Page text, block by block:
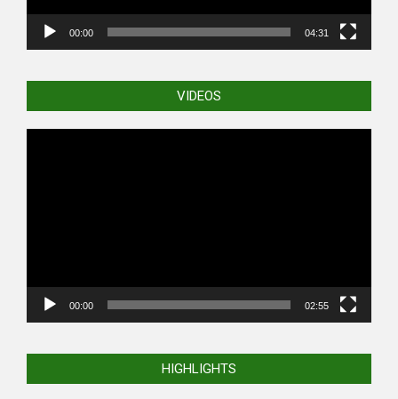
00:00 04:31
VIDEOS
00:00 02:55
HIGHLIGHTS